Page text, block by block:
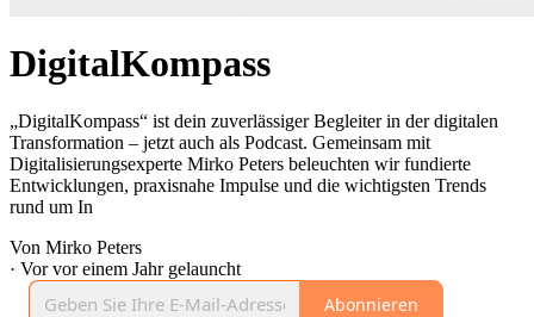
DigitalKompass
„DigitalKompass“ ist dein zuverlässiger Begleiter in der digitalen
Transformation – jetzt auch als Podcast. Gemeinsam mit
Digitalisierungsexperte Mirko Peters beleuchten wir fundierte
Entwicklungen, praxisnahe Impulse und die wichtigsten Trends
rund um In
Von Mirko Peters
· Vor vor einem Jahr gelauncht
Abonnieren